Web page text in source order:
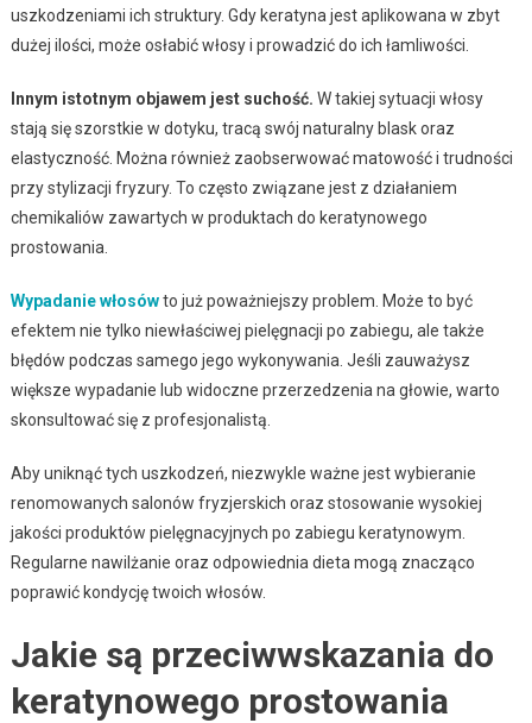
uszkodzeniami ich struktury. Gdy keratyna jest aplikowana w zbyt
dużej ilości, może osłabić włosy i prowadzić do ich łamliwości.
Innym istotnym objawem jest suchość. W takiej sytuacji włosy
stają się szorstkie w dotyku, tracą swój naturalny blask oraz
elastyczność. Można również zaobserwować matowość i trudności
przy stylizacji fryzury. To często związane jest z działaniem
chemikaliów zawartych w produktach do keratynowego
prostowania.
Wypadanie włosówto już poważniejszy problem. Może to być
efektem nie tylko niewłaściwej pielęgnacji po zabiegu, ale także
błędów podczas samego jego wykonywania. Jeśli zauważysz
większe wypadanie lub widoczne przerzedzenia na głowie, warto
skonsultować się z profesjonalistą.
Aby uniknąć tych uszkodzeń, niezwykle ważne jest wybieranie
renomowanych salonów fryzjerskich oraz stosowanie wysokiej
jakości produktów pielęgnacyjnych po zabiegu keratynowym.
Regularne nawilżanie oraz odpowiednia dieta mogą znacząco
poprawić kondycję twoich włosów.
Jakie są przeciwwskazania do
keratynowego prostowania